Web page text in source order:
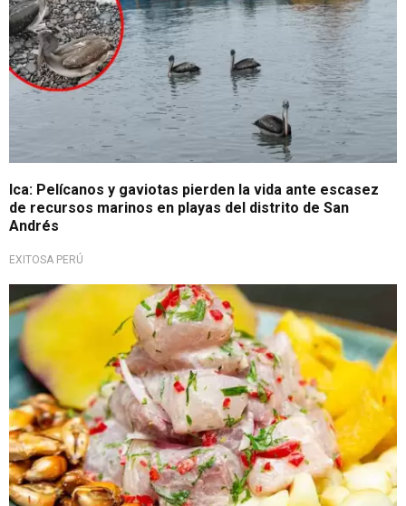
Ica: Pelícanos y gaviotas pierden la vida ante escasez
de recursos marinos en playas del distrito de San
Andrés
EXITOSA PERÚ
Evento masivo